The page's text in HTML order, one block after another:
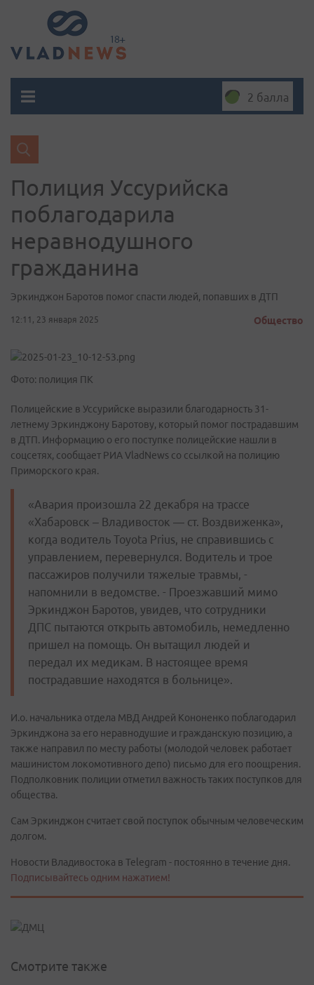
2 балла
Полиция Уссурийска
поблагодарила
неравнодушного
гражданина
Эркинджон Баротов помог спасти людей, попавших в ДТП
12:11, 23 января 2025 Общество
Фото: полиция ПК
Полицейские в Уссурийске выразили благодарность 31-
летнему Эркинджону Баротову, который помог пострадавшим
в ДТП. Информацию о его поступке полицейские нашли в
соцсетях, сообщает РИА VladNews со ссылкой на полицию
Приморского края.
«Авария произошла 22 декабря на трассе
«Хабаровск – Владивосток — ст. Воздвиженка»,
когда водитель Toyota Prius, не справившись с
управлением, перевернулся. Водитель и трое
пассажиров получили тяжелые травмы, -
напомнили в ведомстве. - Проезжавший мимо
Эркинджон Баротов, увидев, что сотрудники
ДПС пытаются открыть автомобиль, немедленно
пришел на помощь. Он вытащил людей и
передал их медикам. В настоящее время
пострадавшие находятся в больнице».
И.о. начальника отдела МВД Андрей Кононенко поблагодарил
Эркинджона за его неравнодушие и гражданскую позицию, а
также направил по месту работы (молодой человек работает
машинистом локомотивного депо) письмо для его поощрения.
Подполковник полиции отметил важность таких поступков для
общества.
Сам Эркинджон считает свой поступок обычным человеческим
долгом.
Новости Владивостока в Telegram - постоянно в течение дня.
Подписывайтесь одним нажатием!
Смотрите также